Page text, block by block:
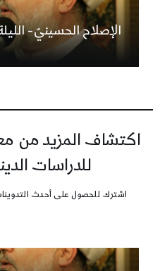
الإصلاح الحسينيّ-
اكتشاف المزيد من
للدراسات
اشترك للحصول على أحدث